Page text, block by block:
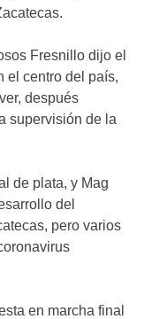
Fresnillo dijo el
el centro del país,
después
supervisión de la
de plata, y Mag
del
pero varios
en marcha final